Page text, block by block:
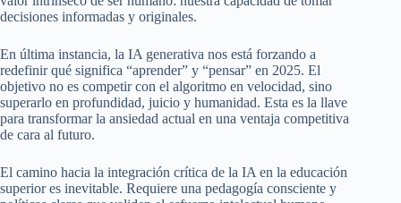
decisiones informadas y originales.
En última instancia, la IA generativa nos está forzando a
redefinir qué significa “aprender” y “pensar” en 2025. El
objetivo no es competir con el algoritmo en velocidad, sino
superarlo en profundidad, juicio y humanidad. Esta es la llave
para transformar la ansiedad actual en una ventaja competitiva
de cara al futuro.
El camino hacia la integración crítica de la IA en la educación
superior es inevitable. Requiere una pedagogía consciente y